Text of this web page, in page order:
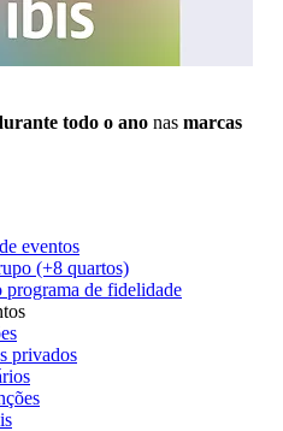
todo o ano nas marcas
eventos
(+8 quartos)
programa de fidelidade
privados